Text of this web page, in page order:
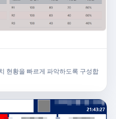
현황을 빠르게 파악하도록 구성합